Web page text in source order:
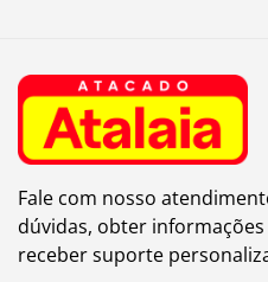
Fale com nosso
dúvidas, obter
receber suporte